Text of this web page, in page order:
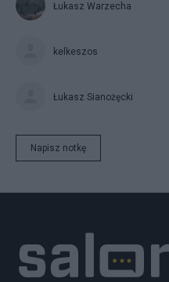
Łukasz Warzecha
kelkeszos
Łukasz Sianożęcki
Napisz notkę